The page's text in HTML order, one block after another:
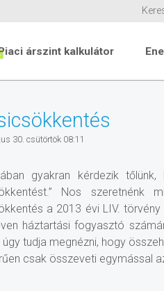
árszint kalkulátor
30. csütörtök 08:11
gyakran kérdezik
Nos szeretnénk
a 2013 évi LIV.
háztartási fogyasztó
úgy tudja megnézni, hogy
csak összeveti egymással